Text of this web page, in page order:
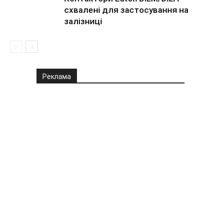
схвалені для застосування на
залізниці
Реклама